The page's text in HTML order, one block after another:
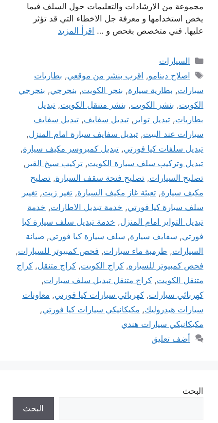
مجموعة من الارشادات والتعليمات حول السلف فيما
يخص استخدامها و معرفة جل الاخطاء التي قد تؤثر
عليها. فني متخصص بغحص و … اقرأ المزيد
التصنيفات
السيارات
الوسوم
اصلاح دينامو, اقرب بنشر من موقعي, بطاريات
سيارات, بطارية سيارة, بنجر الكويت, بنجرجي, بنجرجي
الكويت, بنشر الكويت, بنشر متنقل الكويت, تبديل
بطاريات, تبديل تواير , تبديل سفايف, تبديل سفايف
سيارات عند البيت, تبديل سفايف سيارة امام المنزل,
تبديل سلفات كيا فورتي, تبديل كمبروسر مكيف سيارة,
تبديل وتركيب سلف سيارة الكويت, تركيب سيخ القير ,
تصليح السيارات, تصليح فتحة سقف السيارة, تصليح
مكيف سيارة, تعبئة غاز مكيف السيارة, تغير زيت, تغيير
سلف سيارة كيا فورتي, خدمة تبديل الاطارات, خدمة
تبديل التواير امام المنزل, خدمة تبديل سلف سيارة كيا
فورتي, سفايف سيارة, سلف سيارة كيا فورتي, صيانة
السيارات, طرمبة ماء سيارات, فحص كمبيوتر للسيارات,
فحص كمبيوتر للسياره, كراج الكويت, كراج متنقل, كراج
متنقل الكويت, كراج متنقل تبديل سلف سيارات,
كهربائي سيارات, كهربائي سيارات كيا فورتي, معاونات
سيارات هيدروليك, مكيكانيكي سيارات كيا فورتي,
مكيكانيكي سيارات هندي
أضف تعليق
البحث
البحث